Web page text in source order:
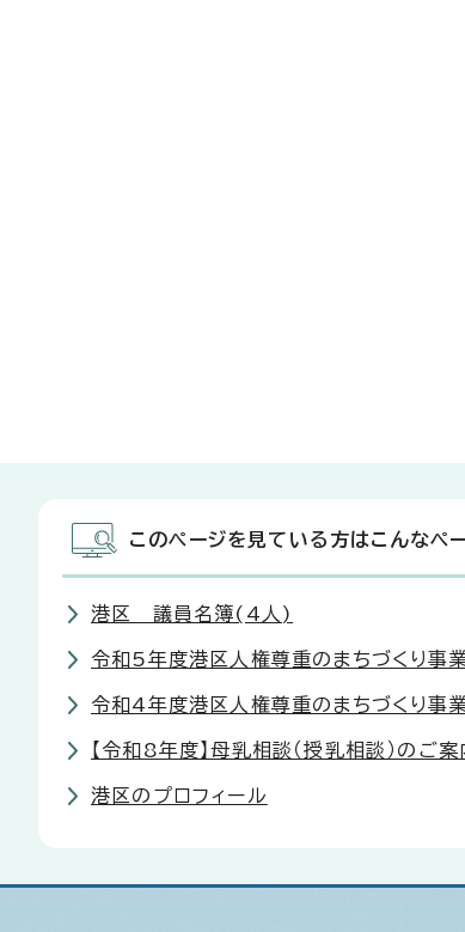
このページを見ている方はこんなペ
港区 議員名簿(4人)
令和5年度港区人権尊重のまちづくり事業
令和4年度港区人権尊重のまちづくり事業
【令和8年度】母乳相談（授乳相談）のご
港区のプロフィール